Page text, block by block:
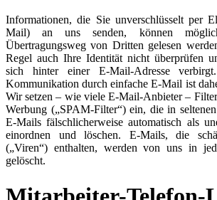
Informationen, die Sie unverschlüsselt per
Mail) an uns senden, können
Übertragungsweg von Dritten gelesen
Regel auch Ihre Identität nicht überprüfen
sich hinter einer E-Mail-Adresse
Kommunikation durch einfache E-Mail ist
Wir setzen – wie viele E-Mail-Anbieter –
Werbung („SPAM-Filter“) ein, die in
E-Mails fälschlicherweise automatisch als
einordnen und löschen. E-Mails, die
(„Viren“) enthalten, werden von uns in
gelöscht.